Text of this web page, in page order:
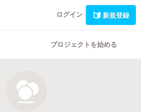
ログイン 新規登録
プロジェクトを始める